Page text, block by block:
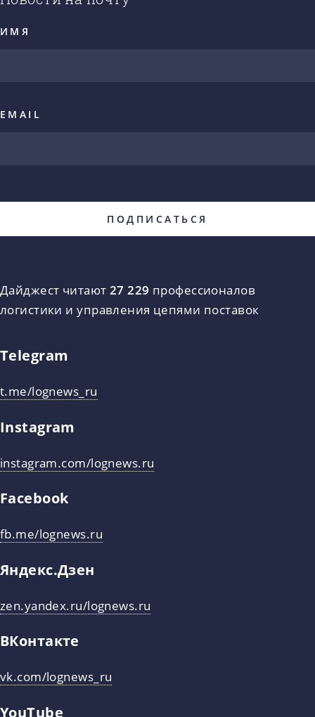
ИМЯ
EMAIL
Дайджест читают 27 229 профессионалов
логистики и управления цепями поставок
Telegram
t.me/lognews_ru
Instagram
instagram.com/lognews.ru
Facebook
fb.me/lognews.ru
Яндекс.Дзен
zen.yandex.ru/lognews.ru
ВКонтакте
vk.com/lognews_ru
YouTube